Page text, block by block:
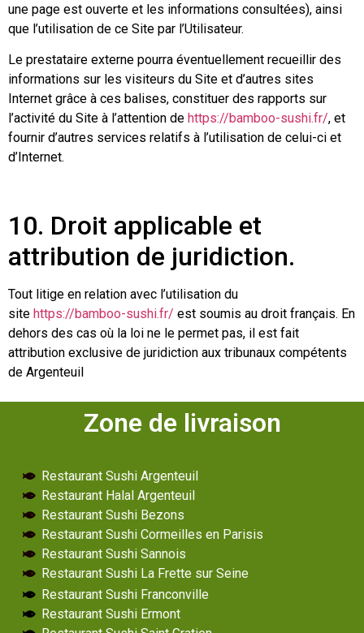
une page est ouverte et les informations consultées), ainsi
que l’utilisation de ce Site par l’Utilisateur.
Le prestataire externe pourra éventuellement recueillir des
informations sur les visiteurs du Site et d’autres sites
Internet grâce à ces balises, constituer des rapports sur
l’activité du Site à l’attention de https://bamboo-sushi.fr/, et
fournir d’autres services relatifs à l’utilisation de celui-ci et
d’Internet.
10. Droit applicable et
attribution de juridiction.
Tout litige en relation avec l’utilisation du
site https://bamboo-sushi.fr/ est soumis au droit français. En
dehors des cas où la loi ne le permet pas, il est fait
attribution exclusive de juridiction aux tribunaux compétents
de Argenteuil
Zone de livraison
Restaurant Sushi Argenteuil
Restaurant Halal Argenteuil
Restaurant Sushi Bezons
Restaurant Sushi Cormeilles en Parisis
Restaurant Sushi Sannois
Restaurant Sushi La Frette sur Seine
Restaurant Sushi Franconville
Restaurant Sushi Ermont